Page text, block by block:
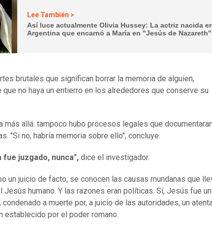
Lee También >
Así luce actualmente Olivia Hussey: La actriz nacida
Argentina que encarnó a María en "Jesús de Nazareth"
brutales que significan borrar la memoria de alguien,
que no haya un entierro en los alrededores que conserve su
más allá: tampoco hubo procesos legales que documentaran
"Si no, habría memoria sobre ello", concluye.
fue juzgado, nunca", dice el investigador.
un juicio de facto, se conocen las causas mundanas que
Jesús humano. Y las razones eran políticas. Sí, Jesús fue un
a muerte por, a juicio de las autoridades, un
establecido por el poder romano.